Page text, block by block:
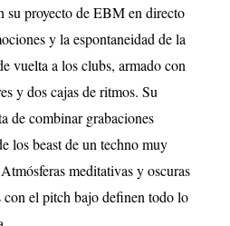
su proyecto de EBM en directo
y la espontaneidad de la
vuelta a los clubs, armado con
y dos cajas de ritmos. Su
de combinar grabaciones
los beast de un techno muy
meditativas y oscuras
con el pitch bajo definen todo lo